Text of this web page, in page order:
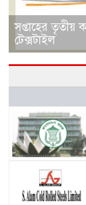
সপ্তাহের তৃতীয়
টেক্সটাইল